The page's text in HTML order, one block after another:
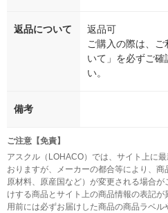
返品について
返品可
ご購入の際は、
いて」を必ずご確
い。
備考
ご注意【免責】
アスクル（LOHACO）では、サイト上に
おりますが、メーカーの都合等により、商
原材料、原産国など）が変更される場合
けする商品とサイト上の商品情報の表記
用前には必ずお届けした商品の商品ラベ